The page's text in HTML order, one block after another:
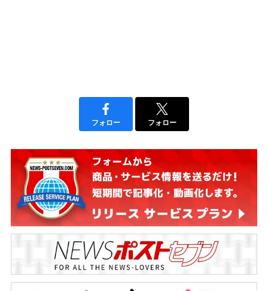
フォロー フォロー